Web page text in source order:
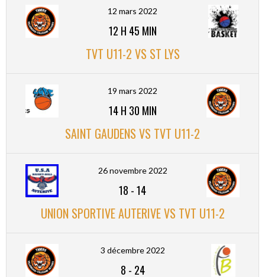
12 mars 2022
12 H 45 MIN
TVT U11-2 VS ST LYS
19 mars 2022
14 H 30 MIN
SAINT GAUDENS VS TVT U11-2
26 novembre 2022
18 -14
UNION SPORTIVE AUTERIVE VS TVT U11-2
3 décembre 2022
8 - 24